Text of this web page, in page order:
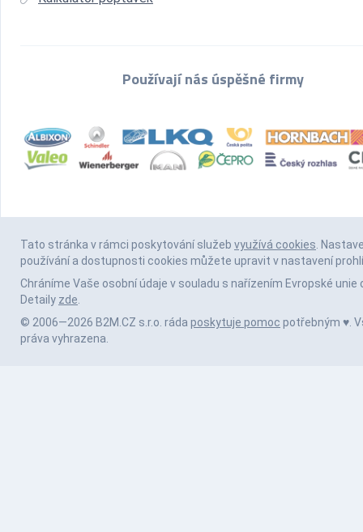
Používají nás úspěšné firmy
Tato stránka v rámci poskytování služeb využívá cookies.
používání a dostupnosti cookies můžete upravit v nastavení
Chráníme Vaše osobní údaje v souladu s nařízením Evropské unie
Detaily zde.
© 2006—2026 B2M.CZ s.r.o. ráda poskytuje pomoc potřebným ♥️.
práva vyhrazena.